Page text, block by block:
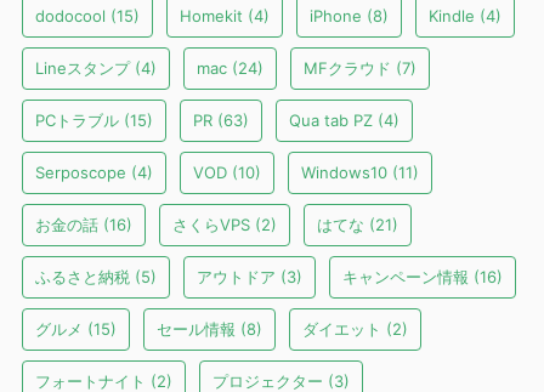
dodocool (15) Homekit (4) iPhone (8) Kindle (4)
Lineスタンプ(4) mac (24) MFクラウド (7)
PCトラブル (15) PR (63) Qua tab PZ (4)
Serposcope (4) VOD (10) Windows10 (11)
お金の話 (16) さくらVPS (2) はてな (21)
ふるさと納税 (5) アウトドア (3) キャンペーン情報 (16)
グルメ (15) セール情報 (8) ダイエット (2)
フォートナイト (2) プロジェクター (3)